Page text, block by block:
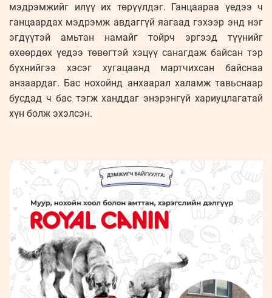
мэдрэмжийг илүү их төрүүлдэг. Ганцаараа үедээ ч
ганцаардах мэдрэмж авдаггүй яагаад гэхээр энд нэг
эгдүүтэй амьтан намайг тойрч эргээд түүнийг
өхөөрдөх үедээ төвөгтэй хэцүү санагдаж байсан тэр
бүхнийгээ хэсэг хугацаанд мартчихсан байснаа
анзаардаг. Бас нохойнд анхаарал халамж тавьснаар
бусдад ч бас тэгж ханддаг энэрэнгүй хариуцлагатай
хүн болж эхэлсэн.